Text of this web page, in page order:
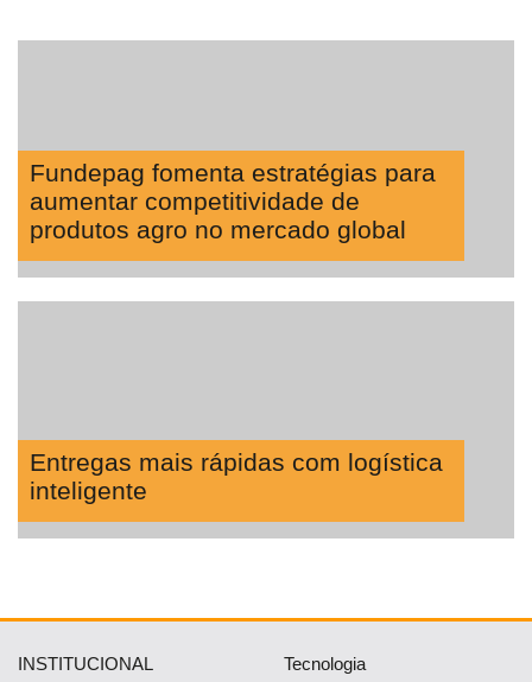
Fundepag fomenta estratégias para
aumentar competitividade de
produtos agro no mercado global
Entregas mais rápidas com logística
inteligente
INSTITUCIONAL Tecnologia